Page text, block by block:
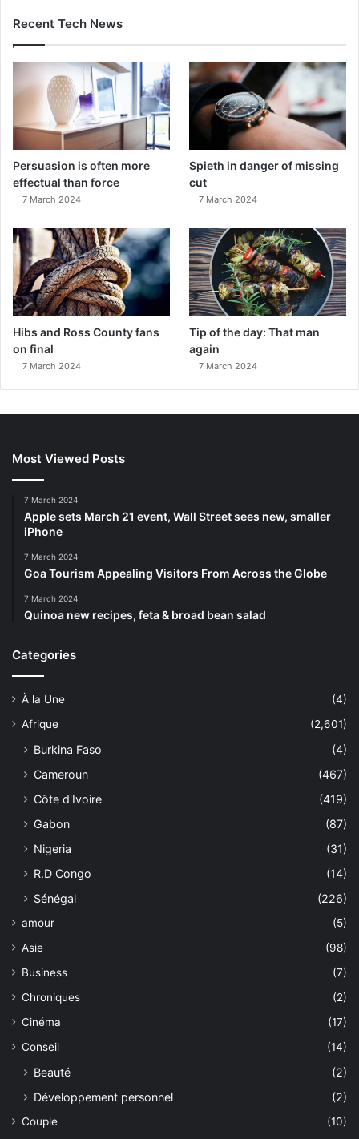
Recent Tech News
Persuasion is often more
effectual than force
7 March 2024
Spieth in danger of missing
cut
7 March 2024
Hibs and Ross County fans
on final
7 March 2024
Tip of the day: That man
again
7 March 2024
Most Viewed Posts
7 March 2024
Apple sets March 21 event, Wall Street sees new, smaller
iPhone
7 March 2024
Goa Tourism Appealing Visitors From Across the Globe
7 March 2024
Quinoa new recipes, feta & broad bean salad
Categories
À la Une
(4)
Afrique
(2,601)
Burkina Faso
(4)
Cameroun
(467)
Côte d'Ivoire
(419)
Gabon
(87)
Nigeria
(31)
R.D Congo
(14)
Sénégal
(226)
amour
(5)
Asie
(98)
Business
(7)
Chroniques
(2)
Cinéma
(17)
Conseil
(14)
Beauté
(2)
Développement personnel
(2)
Couple
(10)